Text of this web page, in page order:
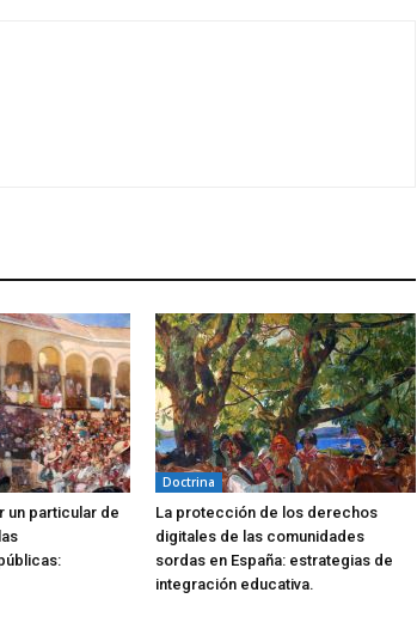
un particular de
Doctrina
La protección de los derechos
digitales de las comunidades
sordas en España: estrategias de
integración educativa.